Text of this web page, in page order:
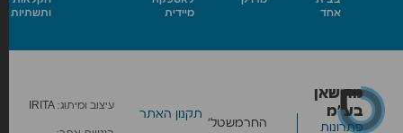
אחד
מיידית
ותשתיות
מד שאן
בע״מ
פתרונות החרמשטל׳
תקנון האתר
עיצוב ומיתוג: IRITA